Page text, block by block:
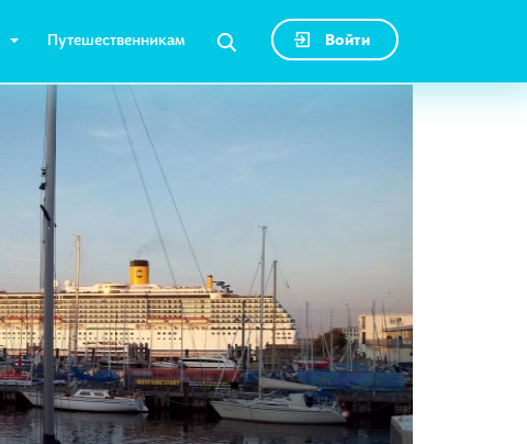
Путешественникам Войти